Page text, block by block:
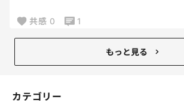
ずっと洗濯バサミつけながら泳いでる
まずこれをどうにかしなきゃねぇ。笑
共感 0 1
もっと見る
カテゴリー